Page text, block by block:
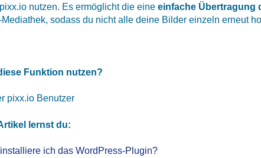
nutzen. Es ermöglicht die eine einfache Übertragung
sodass du nicht alle deine Bilder einzeln erneut
Funktion nutzen?
pixx.io Benutzer
lernst du:
ich das WordPress-Plugin?